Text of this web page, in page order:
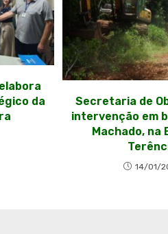
da
Secretaria de
intervenção em
Machado, na
14/01/